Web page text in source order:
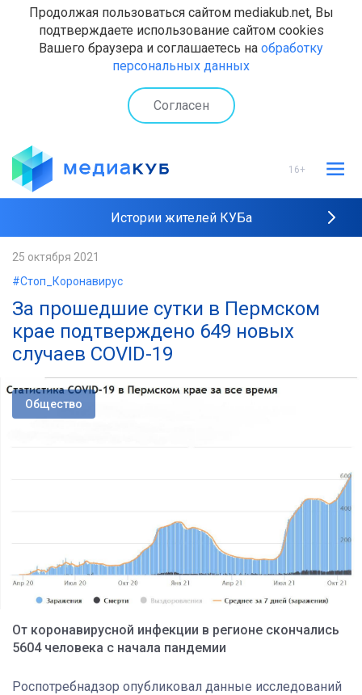
Продолжая пользоваться сайтом mediakub.net, Вы
подтверждаете использование сайтом cookies
Вашего браузера и соглашаетесь на обработку
персональных данных
Согласен
16+
Истории жителей КУБа
25 октября 2021
#Стоп_Коронавирус
За прошедшие сутки в Пермском
крае подтверждено 649 новых
случаев COVID-19
Общество
От коронавирусной инфекции в регионе скончались
5604 человека с начала пандемии
Роспотребнадзор опубликовал данные исследований